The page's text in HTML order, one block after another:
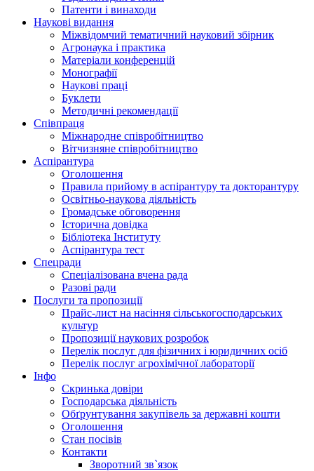
Патенти і винаходи
Наукові видання
Міжвідомчий тематичний науковий збірник
Агронаука і практика
Матеріали конференцій
Монографії
Наукові праці
Буклети
Методичні рекомендації
Співпраця
Міжнародне співробітництво
Вітчизняне співробітництво
Аспірантура
Оголошення
Правила прийому в аспірантуру та докторантуру
Освітньо-наукова діяльність
Громадське обговорення
Історична довідка
Бібліотека Інституту
Аспірантура тест
Спецради
Спеціалізована вчена рада
Разові ради
Послуги та пропозиції
Прайс-лист на насіння сільськогосподарських
культур
Пропозиції наукових розробок
Перелік послуг для фізичних і юридичних осіб
Перелік послуг агрохімічної лабораторії
Інфо
Скринька довіри
Господарська діяльність
Обґрунтування закупівель за державні кошти
Оголошення
Стан посівів
Контакти
Зворотний зв`язок